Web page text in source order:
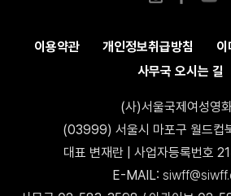
이용약관 개인정보취급방침
이
사무국 오시는 길
(사)서울국제여성영
(03999) 서울시 마포구 월드컵
대표 변재란 | 사업자등록번호
E-MAIL: